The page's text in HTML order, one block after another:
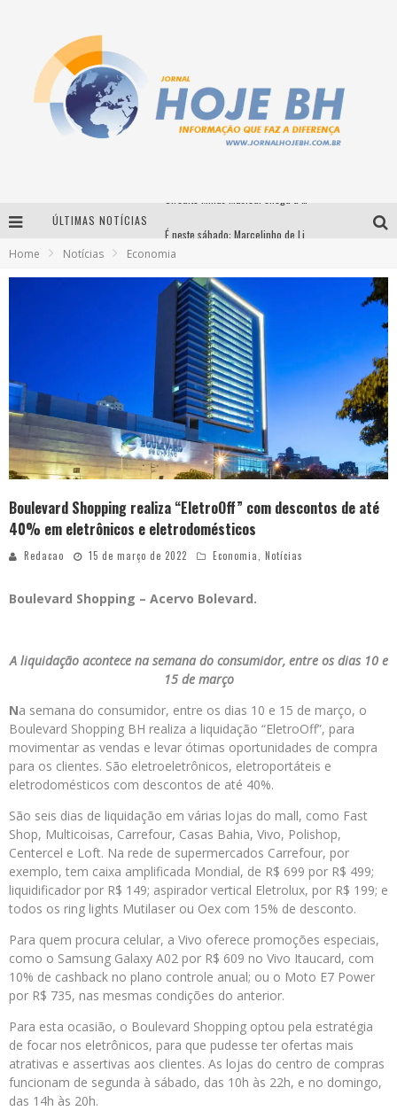
ÚLTIMAS NOTÍCIAS
Home Notícias Economia
Boulevard Shopping realiza “EletroOff” com descontos de até
40% em eletrônicos e eletrodomésticos
Redacao 15 de março de 2022 Economia, Notícias
Boulevard Shopping – Acervo Bolevard.
A liquidação acontece na semana do consumidor, entre os dias 10 e
15 de março
Na semana do consumidor, entre os dias 10 e 15 de março, o
Boulevard Shopping BH realiza a liquidação “EletroOff”, para
movimentar as vendas e levar ótimas oportunidades de compra
para os clientes. São eletroeletrônicos, eletroportáteis e
eletrodomésticos com descontos de até 40%.
São seis dias de liquidação em várias lojas do mall, como Fast
Shop, Multicoisas, Carrefour, Casas Bahia, Vivo, Polishop,
Centercel e Loft. Na rede de supermercados Carrefour, por
exemplo, tem caixa amplificada Mondial, de R$ 699 por R$ 499;
liquidificador por R$ 149; aspirador vertical Eletrolux, por R$ 199; e
todos os ring lights Mutilaser ou Oex com 15% de desconto.
Para quem procura celular, a Vivo oferece promoções especiais,
como o Samsung Galaxy A02 por R$ 609 no Vivo Itaucard, com
10% de cashback no plano controle anual; ou o Moto E7 Power
por R$ 735, nas mesmas condições do anterior.
Para esta ocasião, o Boulevard Shopping optou pela estratégia
de focar nos eletrônicos, para que pudesse ter ofertas mais
atrativas e assertivas aos clientes. As lojas do centro de compras
funcionam de segunda à sábado, das 10h às 22h, e no domingo,
das 14h às 20h.